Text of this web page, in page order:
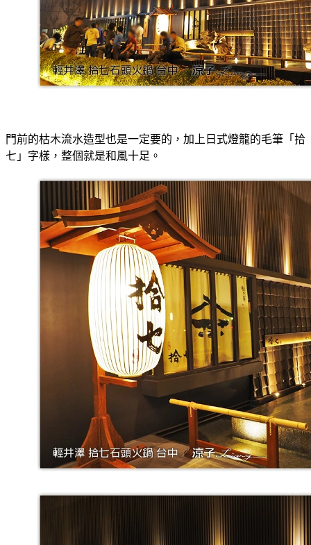
門前的枯木流水造型也是一定要的，加上日式燈籠的毛筆「拾
七」字樣，整個就是和風十足。